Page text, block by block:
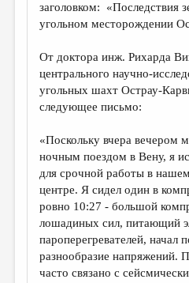
заголовком: «Последствия
угольном месторождении
От доктора инж. Рихарда
центрального научно-
угольных шахт Острау-
следующее письмо:
«Поскольку вчера вечером
ночным поездом в Вену, я
для срочной работы в
центре. Я сидел один в
ровно 10:27 - большой
лошадиных сил, питающий
пароперегревателей, начал
разнообразие напряжений.
часто связано с